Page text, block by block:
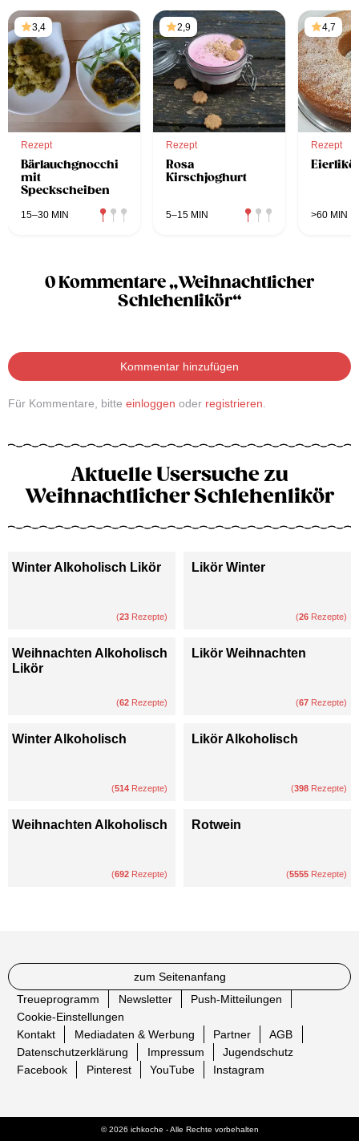
3,4
Rezept
Bärlauchgnocchi
mit
Speckscheiben
15–30 MIN
2,9
Rezept
Rosa
Kirschjoghurt
5–15 MIN
4,7
Rezept
>60 MIN
0 Kommentare „Weihnachtlicher
Schlehenlikör“
Kommentar hinzufügen
Für Kommentare, bitte einloggen oder registrieren.
Aktuelle Usersuche zu
Weihnachtlicher Schlehenlikör
Winter Alkoholisch Likör
(23 Rezepte)
Likör Winter
(26 Rezepte)
Weihnachten Alkoholisch
Likör
(62 Rezepte)
Likör Weihnachten
(67 Rezepte)
Winter Alkoholisch
(514 Rezepte)
Likör Alkoholisch
(398 Rezepte)
Weihnachten Alkoholisch
(692 Rezepte)
Rotwein
(5555 Rezepte)
zum Seitenanfang
Treueprogramm
Newsletter
Push-Mitteilungen
Cookie-Einstellungen
Kontakt
Mediadaten & Werbung Partner
AGB
Datenschutzerklärung
Impressum
Jugendschutz
Facebook
Pinterest YouTube Instagram
© 2026 ichkoche - Alle Rechte vorbehalten